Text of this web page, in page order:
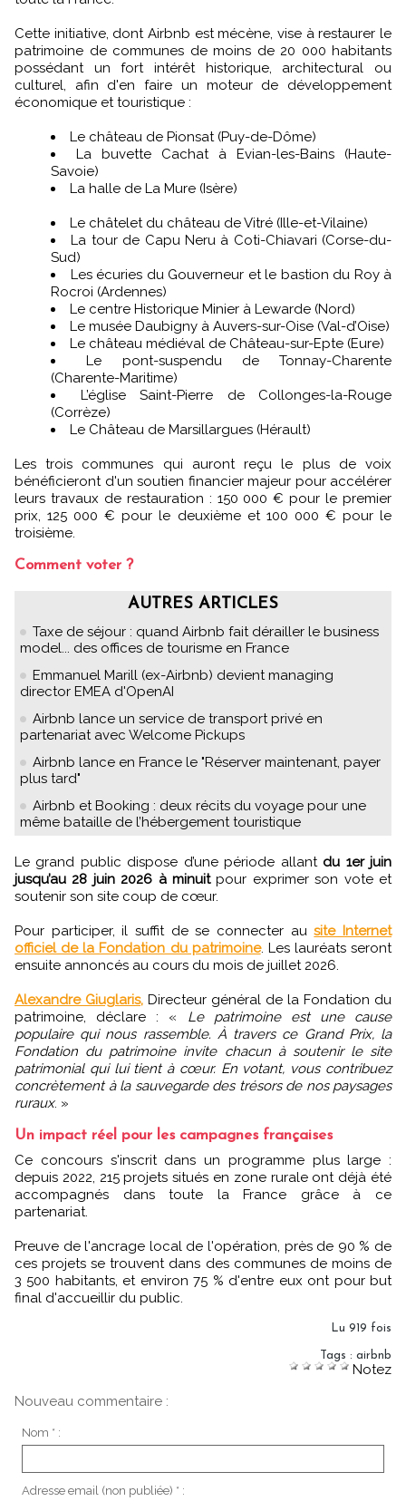
Cette initiative, dont Airbnb est mécène, vise à restaurer le
patrimoine de communes de moins de 20 000 habitants
possédant un fort intérêt historique, architectural ou
culturel, afin d'en faire un moteur de développement
économique et touristique :
Le château de Pionsat (Puy-de-Dôme)​
La buvette Cachat à Evian-les-Bains​ (Haute-
Savoie)
La halle de La Mure (Isère)
Le châtelet du château de Vitré​ (Ille-et-Vilaine)
La tour de Capu Neru à Coti-Chiavari​ (Corse-du-
Sud)
Les écuries du Gouverneur et le bastion du Roy à
Rocroi (Ardennes)
Le centre Historique Minier à Lewarde​ (Nord)
Le musée Daubigny à Auvers-sur-Oise (Val-d’Oise)
Le château médiéval de Château-sur-Epte (Eure)
Le pont-suspendu de Tonnay-Charente​
(Charente-Maritime)​
L’église Saint-Pierre de Collonges-la-Rouge
(Corrèze)​​
Le Château de Marsillargues​ (Hérault)
Les trois communes qui auront reçu le plus de voix
bénéficieront d'un soutien financier majeur pour accélérer
leurs travaux de restauration : 150 000 € pour le premier
prix, 125 000 € pour le deuxième et 100 000 € pour le
troisième.
Comment voter ?
AUTRES ARTICLES
Taxe de séjour : quand Airbnb fait dérailler le business
model... des offices de tourisme en France
Emmanuel Marill (ex-Airbnb) devient managing
director EMEA d'OpenAI
Airbnb lance un service de transport privé en
partenariat avec Welcome Pickups
Airbnb lance en France le "Réserver maintenant, payer
plus tard"
Airbnb et Booking : deux récits du voyage pour une
même bataille de l’hébergement touristique
Le grand public dispose d’une période allant du 1er juin
jusqu’au 28 juin 2026 à minuitpour exprimer son vote et
soutenir son site coup de cœur.
Pour participer, il suffit de se connecter ausite Internet
officiel de la Fondation du patrimoine. Les lauréats seront
ensuite annoncés au cours du mois de juillet 2026.
Alexandre Giuglaris, Directeur général de la Fondation du
patrimoine, déclare : « Le patrimoine est une cause
populaire qui nous rassemble. À travers ce Grand Prix, la
Fondation du patrimoine invite chacun à soutenir le site
patrimonial qui lui tient à cœur. En votant, vous contribuez
concrètement à la sauvegarde des trésors de nos paysages
ruraux. »
Un impact réel pour les campagnes françaises
Ce concours s'inscrit dans un programme plus large :
depuis 2022, 215 projets situés en zone rurale ont déjà été
accompagnés dans toute la France grâce à ce
partenariat.
Preuve de l'ancrage local de l'opération, près de 90 % de
ces projets se trouvent dans des communes de moins de
3 500 habitants, et environ 75 % d'entre eux ont pour but
final d'accueillir du public.
Lu 919 fois
Tags : airbnb
Notez
Nouveau commentaire :
Nom * :
Adresse email (non publiée) * :